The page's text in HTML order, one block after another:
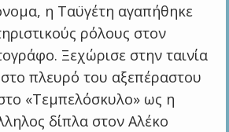
η Ταϋγέτη αγαπήθηκε
ρόλους στον
Ξεχώρισε στην ταινία
πλευρό του αξεπέραστου
«Τεμπελόσκυλο» ως η
δίπλα στον Αλέκο